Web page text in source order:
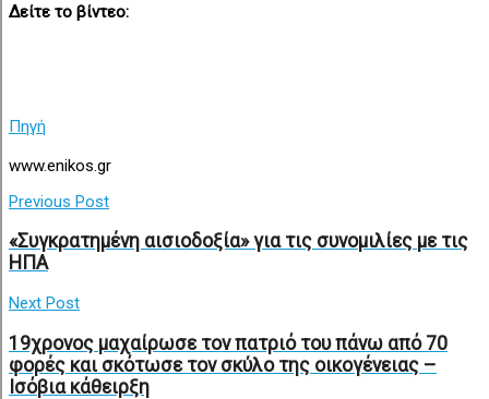
Δείτε το βίντεο:
Πηγή
www.enikos.gr
Previous Post
«Συγκρατημένη αισιοδοξία» για τις συνομιλίες με τις
ΗΠΑ
Next Post
19χρονος μαχαίρωσε τον πατριό του πάνω από 70
φορές και σκότωσε τον σκύλο της οικογένειας –
Ισόβια κάθειρξη